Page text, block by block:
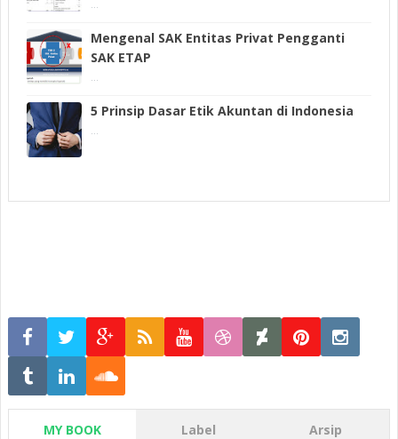
Mengenal SAK Entitas Privat Pengganti
SAK ETAP
5 Prinsip Dasar Etik Akuntan di Indonesia
MY BOOK Label Arsip